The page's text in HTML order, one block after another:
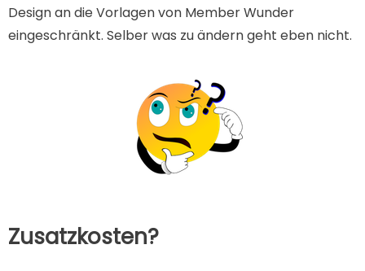
Design an die Vorlagen von Member Wunder
eingeschränkt. Selber was zu ändern geht eben nicht.
Zusatzkosten?